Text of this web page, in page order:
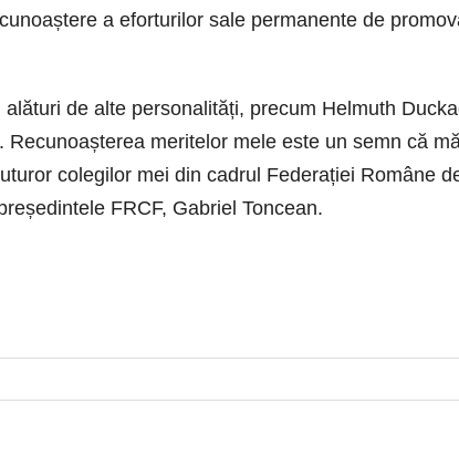
a eforturilor sale permanente de
de alte personalități, precum Helmuth
meritelor mele este un semn că
colegilor mei din cadrul Federației Române
FRCF, Gabriel Toncean.